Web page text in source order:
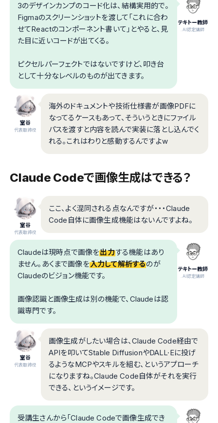
テキトー教師
.AI認定講師
3のデザインカンプのコード化は、結構実用的で。
Figmaのスクリーンショットを渡して「これに合わ
せてReactのコンポーネント書いて」とやると、見
た目に近いコードが出てくる。
ピクセルパーフェクトではないですけど、叩き台
として十分なレベルのものが出てきます。
室谷
代表取締役
海外のドキュメントや技術仕様書が画像PDFに
なってるケースもあって、そういうときにファイル
パスを渡すと内容を読んで実装に落とし込んでく
れる。これはわりと感動するんですよw
Claude Codeで画像生成はできる？
室谷
代表取締役
ここ、よく混同される点なんですが・・・Claude
Code自体に画像生成機能はないんですよね。
テキトー教師
.AI認定講師
Claudeは現時点で画像を出力する機能はあり
ません。あくまで画像を入力して解析するのが
Claudeのビジョン機能です。
画像認識と画像生成は別の機能で、Claudeは認
識専門です。
室谷
代表取締役
画像生成がしたい場合は、Claude Code経由で
APIを叩いてStable DiffusionやDALL·Eに投げ
るようなMCPやスキルを組む、というアプローチ
になりますね。Claude Code自体がそれを実行
できる、というイメージです。
受講生さんから「Claude Codeで画像生成でき